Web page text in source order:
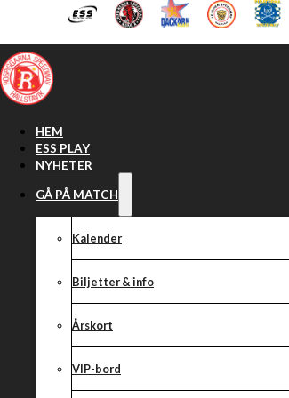
Hoppa till huvudinnehåll Hoppa till sidfot
HEM
ESS PLAY
NYHETER
GÅ PÅ MATCH
Kalender
Biljetter & info
Årskort
VIP-bord